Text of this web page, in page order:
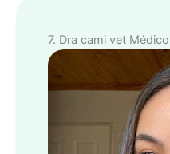
7. Dra cami vet